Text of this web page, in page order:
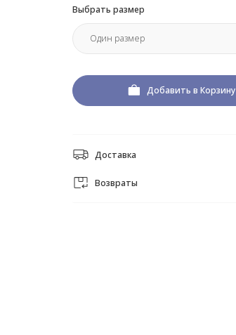
Выбрать размер
Добавить в Корзину
Доставка
Возвраты